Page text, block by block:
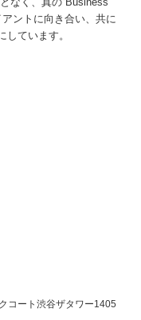
ントに向き合い、共に
ています。
コート渋谷ザタワー1405